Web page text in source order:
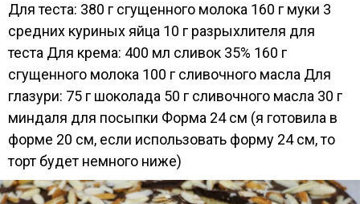
Для теста: 380 г сгущенного молока 160 г муки 3
средних куриных яйца 10 г разрыхлителя для
теста Для крема: 400 мл сливок 35% 160 г
сгущенного молока 100 г сливочного масла Для
глазури: 75 г шоколада 50 г сливочного масла 30 г
миндаля для посыпки Форма 24 см (я готовила в
форме 20 см, если использовать форму 24 см, то
торт будет немного ниже)